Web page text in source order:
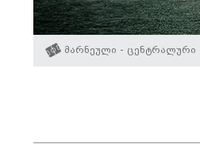
მარნეული - ცენტრალური